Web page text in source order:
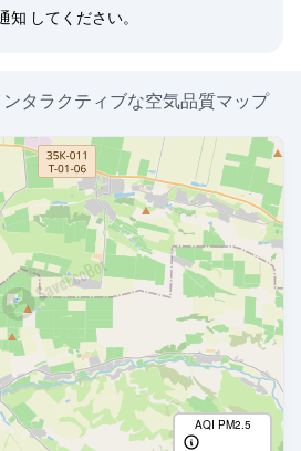
知 してください。
タラクティブな空気品質マップ
AQI PM2.5